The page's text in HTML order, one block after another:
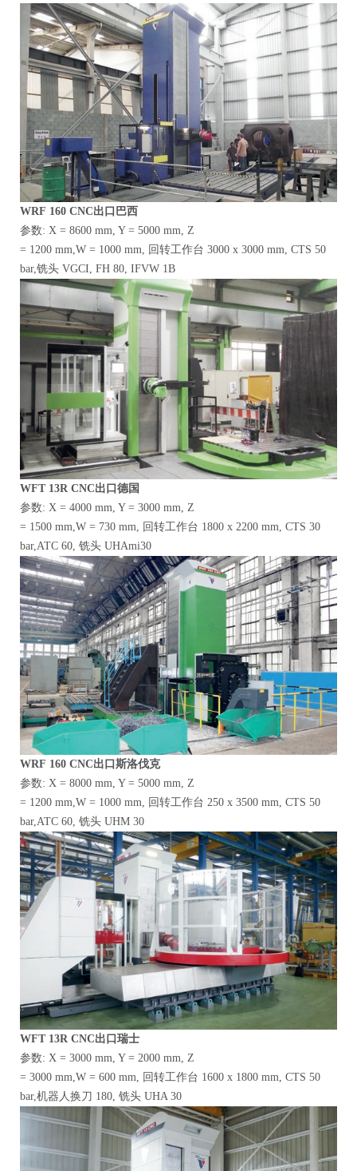
WRF 160 CNC出口巴西
参数: X = 8600 mm, Y = 5000 mm, Z
= 1200 mm,W = 1000 mm, 回转工作台 3000 x 3000 mm, CTS 50
bar,铣头 VGCI, FH 80, IFVW 1B
WFT 13R CNC出口德国
参数: X = 4000 mm, Y = 3000 mm, Z
= 1500 mm,W = 730 mm, 回转工作台 1800 x 2200 mm, CTS 30
bar,ATC 60, 铣头 UHAmi30
WRF 160 CNC出口斯洛伐克
参数: X = 8000 mm, Y = 5000 mm, Z
= 1200 mm,W = 1000 mm, 回转工作台 250 x 3500 mm, CTS 50
bar,ATC 60, 铣头 UHM 30
WFT 13R CNC出口瑞士
参数: X = 3000 mm, Y = 2000 mm, Z
= 3000 mm,W = 600 mm, 回转工作台 1600 x 1800 mm, CTS 50
bar,机器人换刀 180, 铣头 UHA 30